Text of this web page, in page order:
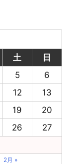
土
日
5
6
12
13
19
20
26
27
2月 »